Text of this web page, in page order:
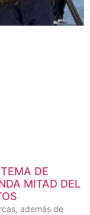
DE
MITAD DEL
además de